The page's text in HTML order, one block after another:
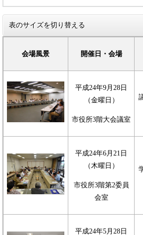
表のサイズを切り替える
会場風景 開催日・会場
平成24年9月28日
（金曜日）
市役所3階大会議室
平成24年6月21日
（木曜日）
市役所3階第2委員
会室
平成24年5月28日